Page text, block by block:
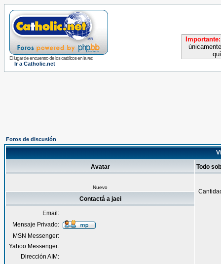
El lugar de encuentro de los católicos en la red
Ir a Catholic.net
Importante:
Foros de discusión
Avatar Todo
Nuevo
Contactá a jaei
Email:
Mensaje Privado:
MSN Messenger:
Yahoo Messenger:
Dirección AIM: